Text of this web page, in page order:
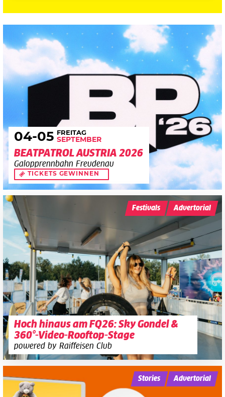
04-05 FREITAG
SEPTEMBER
BEATPATROL AUSTRIA 2026
Galopprennbahn Freudenau
TICKETS GEWINNEN
Hoch hinaus am FQ26: Sky Gondel &
360°-Video-Rooftop-Stage
powered by Raiffeisen Club
Festivals Advertorial
Stories Advertorial